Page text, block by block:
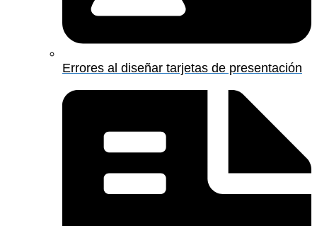
Errores al diseñar tarjetas de presentación